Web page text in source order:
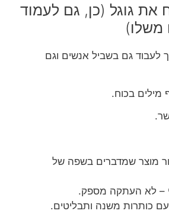
את גוגל (כן, גם לעמוד
משלו)
לעבוד גם בשביל אנשים וגם
בכוח.
מוצר שמדברים בשפה של
– לא העתקה מספק.
כותרות משנה ותבליטים.